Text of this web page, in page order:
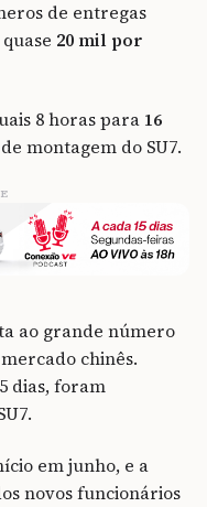
de entregas
20 mil por
8 horas para 16
montagem do SU7.
ao grande número
chinês.
dias, foram
em junho, e a
novos funcionários